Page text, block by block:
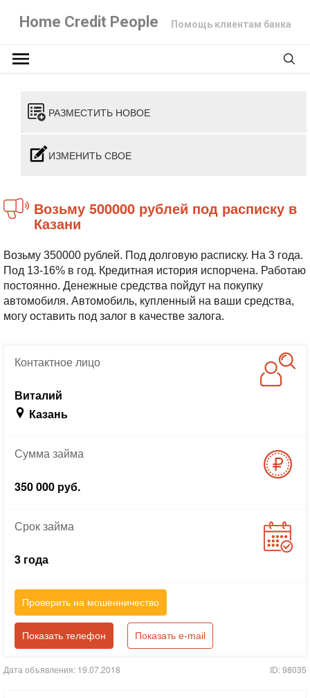
Home Credit People Помощь клиентам банка
РАЗМЕСТИТЬ НОВОЕ
ИЗМЕНИТЬ СВОЕ
Возьму 500000 рублей под расписку в
Казани
Возьму 350000 рублей. Под долговую расписку. На 3 года.
Под 13-16% в год. Кредитная история испорчена. Работаю
постоянно. Денежные средства пойдут на покупку
автомобиля. Автомобиль, купленный на ваши средства,
могу оставить под залог в качестве залога.
Контактноелицо
Виталий
Казань
Суммазайма
350 000 руб.
Срокзайма
3 года
Проверить на мошенничество
Показать телефон Показать e-mail
Дата объявления: 19.07.2018 ID: 98035